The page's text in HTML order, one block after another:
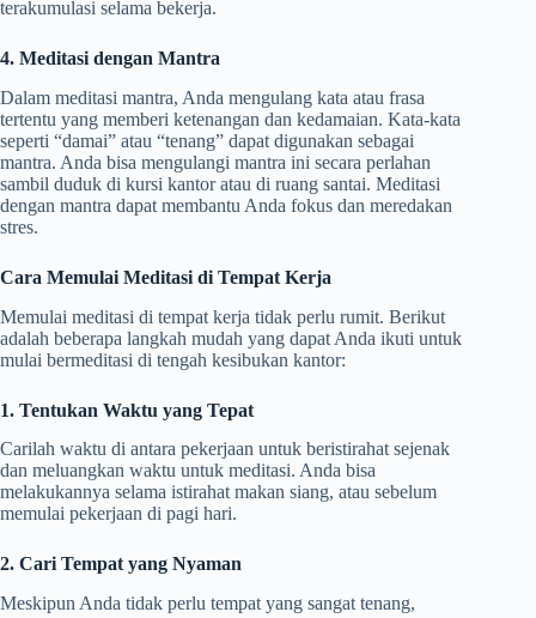
terakumulasi selama bekerja.
4. Meditasi dengan Mantra
Dalam meditasi mantra, Anda mengulang kata atau frasa
tertentu yang memberi ketenangan dan kedamaian. Kata-kata
seperti “damai” atau “tenang” dapat digunakan sebagai
mantra. Anda bisa mengulangi mantra ini secara perlahan
sambil duduk di kursi kantor atau di ruang santai. Meditasi
dengan mantra dapat membantu Anda fokus dan meredakan
stres.
Cara Memulai Meditasi di Tempat Kerja
Memulai meditasi di tempat kerja tidak perlu rumit. Berikut
adalah beberapa langkah mudah yang dapat Anda ikuti untuk
mulai bermeditasi di tengah kesibukan kantor:
1. Tentukan Waktu yang Tepat
Carilah waktu di antara pekerjaan untuk beristirahat sejenak
dan meluangkan waktu untuk meditasi. Anda bisa
melakukannya selama istirahat makan siang, atau sebelum
memulai pekerjaan di pagi hari.
2. Cari Tempat yang Nyaman
Meskipun Anda tidak perlu tempat yang sangat tenang,